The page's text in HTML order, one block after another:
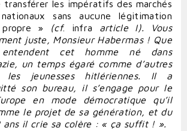
les impératifs des marchés
sans aucune légitimation
propre »
(cf. infra article I).
Vous
juste, Monsieur Habermas ! Que
cet homme né dans
un temps égaré comme d’autres
les jeunesses hitlériennes. Il a
son bureau, il s’engage pour le
en mode démocratique qu’il
le projet de sa génération, et du
ans il crie sa colère : « ça suffit ! ».